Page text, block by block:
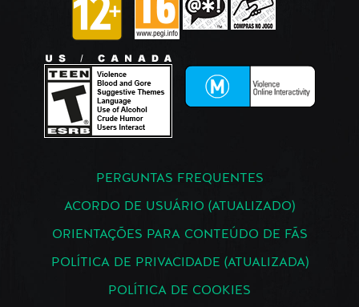
PERGUNTAS FREQUENTES
ACORDO DE USUÁRIO (ATUALIZADO)
ORIENTAÇÕES PARA CONTEÚDO DE FÃS
POLÍTICA DE PRIVACIDADE (ATUALIZADA)
POLÍTICA DE COOKIES